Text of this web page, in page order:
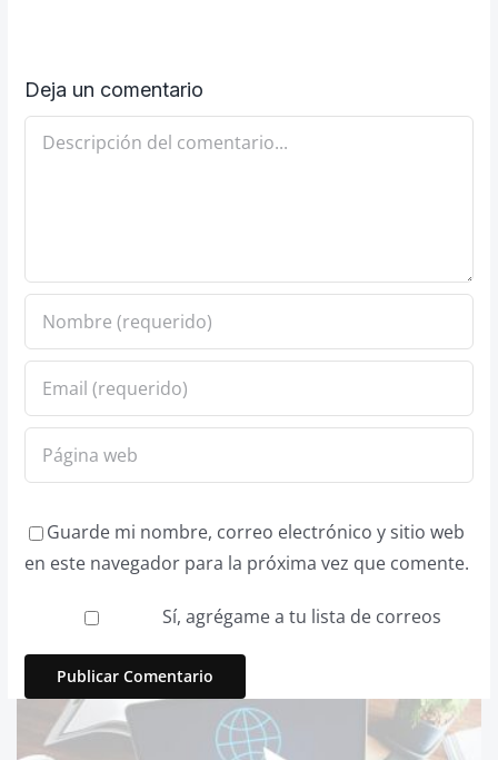
Deja un comentario
Comentario
Guarde mi nombre, correo electrónico y sitio web
en este navegador para la próxima vez que comente.
Sí, agrégame a tu lista de correos